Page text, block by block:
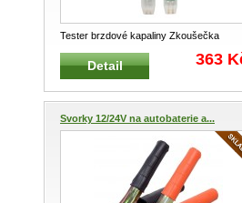
Tester brzdové kapaliny Zkoušečka
vhodná pro testování brzdové kapali ...
Detail 363
Svorky 12/24V na autobaterie a...